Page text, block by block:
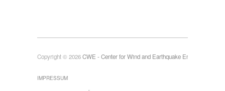
Copyright © 2026CWE - Center for Wind and Earthquake Engineering
IMPRESSUM